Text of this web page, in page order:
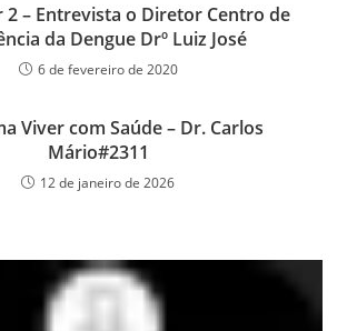
2 – Entrevista o Diretor Centro de
da Dengue Drº Luiz José
6 de fevereiro de 2020
Viver com Saúde – Dr. Carlos
Mário#2311
12 de janeiro de 2026